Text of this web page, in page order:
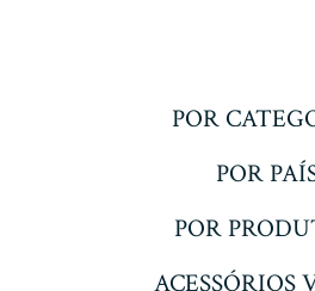
POR
POR
POR
ACESSÓRIOS